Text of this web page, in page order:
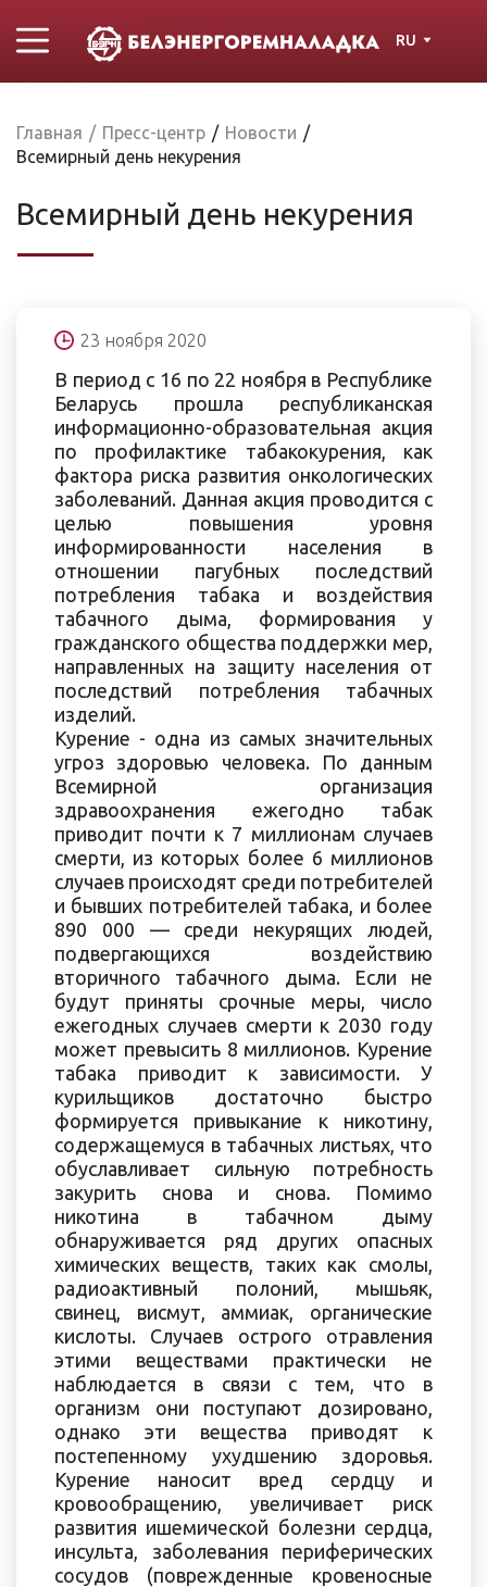
RU
Главная / Пресс-центр / Новости /
Всемирный день некурения
Всемирный день некурения
23 ноября 2020
В период с 16 по 22 ноября в Республике
Беларусь прошла республиканская
информационно-образовательная акция
по профилактике табакокурения, как
фактора риска развития онкологических
заболеваний. Данная акция проводится с
целью повышения уровня
информированности населения в
отношении пагубных последствий
потребления табака и воздействия
табачного дыма, формирования у
гражданского общества поддержки мер,
направленных на защиту населения от
последствий потребления табачных
изделий.
Курение - одна из самых значительных
угроз здоровью человека. По данным
Всемирной организация
здравоохранения ежегодно табак
приводит почти к 7 миллионам случаев
смерти, из которых более 6 миллионов
случаев происходят среди потребителей
и бывших потребителей табака, и более
890 000 — среди некурящих людей,
подвергающихся воздействию
вторичного табачного дыма. Если не
будут приняты срочные меры, число
ежегодных случаев смерти к 2030 году
может превысить 8 миллионов. Курение
табака приводит к зависимости. У
курильщиков достаточно быстро
формируется привыкание к никотину,
содержащемуся в табачных листьях, что
обуславливает сильную потребность
закурить снова и снова. Помимо
никотина в табачном дыму
обнаруживается ряд других опасных
химических веществ, таких как смолы,
радиоактивный полоний, мышьяк,
свинец, висмут, аммиак, органические
кислоты. Случаев острого отравления
этими веществами практически не
наблюдается в связи с тем, что в
организм они поступают дозировано,
однако эти вещества приводят к
постепенному ухудшению здоровья.
Курение наносит вред сердцу и
кровообращению, увеличивает риск
развития ишемической болезни сердца,
инсульта, заболевания периферических
сосудов (поврежденные кровеносные